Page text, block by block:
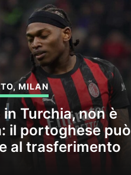
,MILAN
in Turchia, non è
il portoghese può
al trasferimento